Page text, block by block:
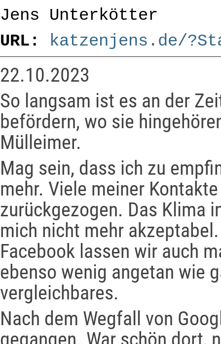
Jens Unterkötter
URL:
katzenjens.de/
22.10.2023
So langsam ist es an der
befördern, wo sie
Mülleimer.
Mag sein, dass ich zu
mehr. Viele meiner
zurückgezogen. Das Klima
mich nicht mehr
Facebook lassen wir auch
ebenso wenig angetan wie
vergleichbares.
Nach dem Wegfall von
gegangen. War schön dort,